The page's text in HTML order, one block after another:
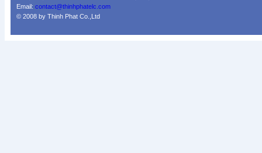
Email: contact@thinhphatelc.com
© 2008 by Thinh Phat Co.,Ltd